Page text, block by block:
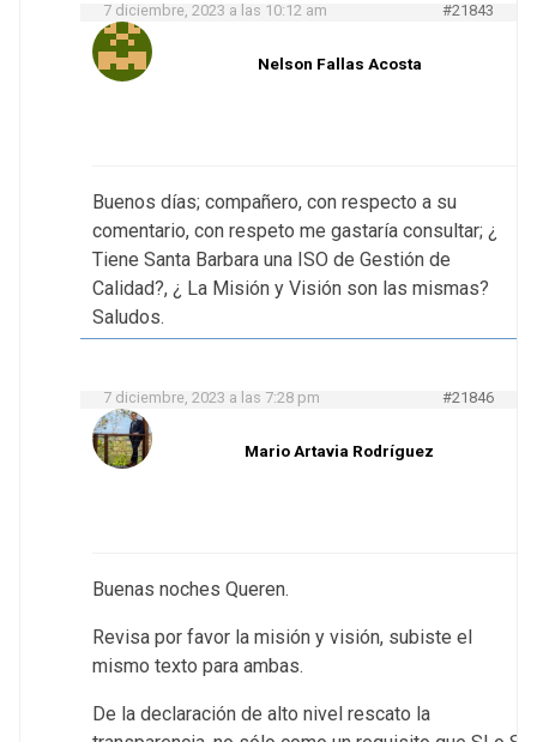
7 diciembre, 2023 a las 10:12 am #21843
Nelson Fallas Acosta
Buenos días; compañero, con respecto a su
comentario, con respeto me gastaría consultar; ¿
Tiene Santa Barbara una ISO de Gestión de
Calidad?, ¿ La Misión y Visión son las mismas?
Saludos.
7 diciembre, 2023 a las 7:28 pm #21846
Mario Artavia Rodríguez
Buenas noches Queren.
Revisa por favor la misión y visión, subiste el
mismo texto para ambas.
De la declaración de alto nivel rescato la